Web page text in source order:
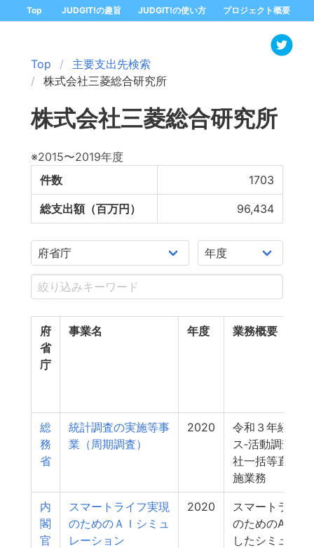
Top JUDGIT!の趣旨 JUDGIT!の使い方 プロジェクト概要
Top
主要支出先検索
株式会社三菱総合研究所
株式会社三菱総合研究所
※2015〜2019年度
件数
1703
総支出額（百万円） 96,434
府
省
庁
事業名 年度 業務概要
総
務
省
統計調査の実施等事
業（周期調査）
2020
令和３年経済セ
ス‐活動調査に
社一括等直轄調
施業務
内
閣
官
スマートライフ実現
のためのＡＩシミュ
レーション
2020
スマートライ
のためのAI等を
したシミュレ